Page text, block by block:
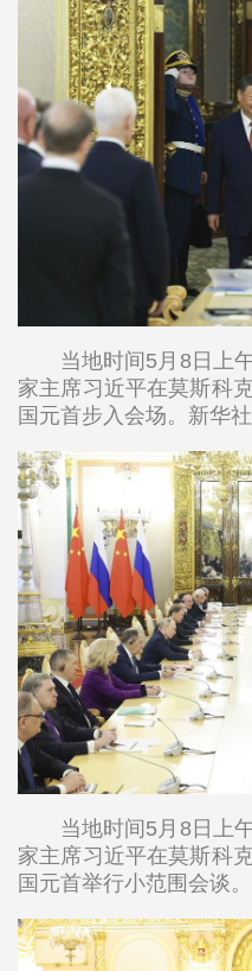
当地时间5月8日上
家主席习近平在莫斯科
国元首步入会场。新华
当地时间5月8日上
家主席习近平在莫斯科
国元首举行小范围会谈